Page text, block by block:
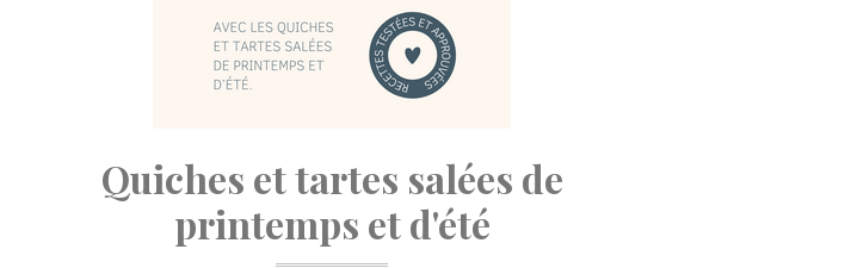
Quiches et tartes salées de
printemps et d'été